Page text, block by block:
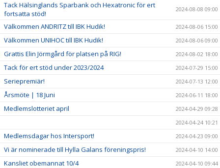
Tack Hälsinglands Sparbank och Hexatronic för ert
fortsatta stöd!
2024-08-08 09:00
Välkommen ANDRITZ till IBK Hudik! 2024-08-06 15:00
Välkommen UNIHOC till IBK Hudik! 2024-08-06 09:00
Grattis Elin Jörmgård för platsen på RIG! 2024-08-02 18:00
Tack för ert stöd under 2023/2024 2024-07-29 15:00
Seriepremiär! 2024-07-13 12:00
Årsmöte | 18 Juni 2024-06-11 18:00
Medlemslotteriet april
2024-04-29 09:28
2024-04-24 10:21
Medlemsdagar hos Intersport! 2024-04-23 09:00
Vi är nominerade till Hylla Galans föreningspris! 2024-04-10 14:00
Kansliet obemannat 10/4 2024-04-10 09:44